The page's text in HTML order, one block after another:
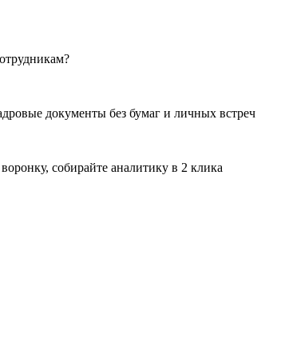
документы без бумаг и личных встреч
собирайте аналитику в 2 клика